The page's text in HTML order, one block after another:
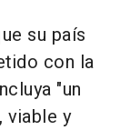
su país
con la
"un
viable y